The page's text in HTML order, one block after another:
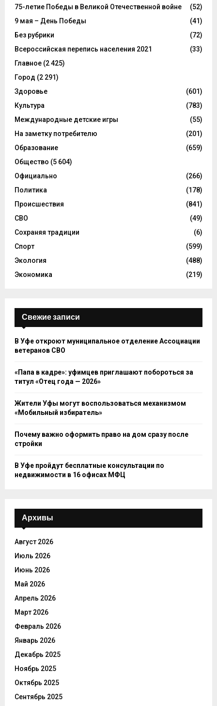
75-летие Победы в Великой Отечественной войне
(52)
9 мая – День Победы
(41)
Без рубрики
(72)
Всероссийская перепись населения 2021
(33)
Главное (2 425)
Город (2 291)
Здоровье
(601)
Культура
(783)
Международные детские игры
(55)
На заметку потребителю
(201)
Образование
(659)
Общество (5 604)
Официально
(266)
Политика
(178)
Происшествия
(841)
СВО
(49)
Сохраняя традиции
(6)
Спорт
(599)
Экология
(488)
Экономика
(219)
Свежие записи
В Уфе откроют муниципальное отделение Ассоциации
ветеранов СВО
«Папа в кадре»: уфимцев приглашают побороться за
титул «Отец года — 2026»
Жители Уфы могут воспользоваться механизмом
«Мобильный избиратель»
Почему важно оформить право на дом сразу после
стройки
В Уфе пройдут бесплатные консультации по
недвижимости в 16 офисах МФЦ
Архивы
Август 2026
Июль 2026
Июнь 2026
Май 2026
Апрель 2026
Март 2026
Февраль 2026
Январь 2026
Декабрь 2025
Ноябрь 2025
Октябрь 2025
Сентябрь 2025